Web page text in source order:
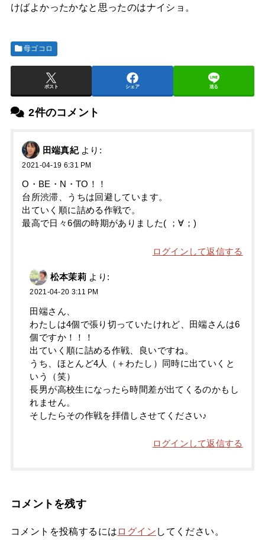
けばよかったかなと思ったのはナイショ。
母ゴコロ
ポスト シェア 送る
2件のコメント
田端真紀 より:
2021-04-19 6:31 PM
O・BE・N・TO！！
台所渋滞、うちは回避しています。
出ていく順に詰める作戦で。
最高で日々6個の時期がありました( ；∀；)
ログインして返信する
松本茉莉 より:
2021-04-20 3:11 PM
田端さん、
わたしは4個で張り切っていたけれど、田端さんは6
個ですか！！！
出ていく順に詰める作戦、良いですね。
うち、ほとんど4人（＋わたし）同時に出ていくと
いう（笑）
長男が高校生になったら時間差が出てくるのかもし
れません。
そしたらその作戦を拝借しさせてください♪
ログインして返信する
コメントを残す
コメントを投稿するには ログイン してください。